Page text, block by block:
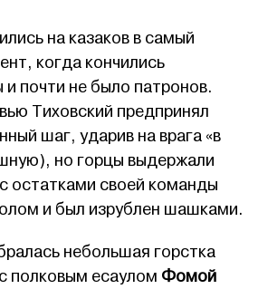
на казаков в самый
когда кончились
почти не было патронов.
Тиховский предпринял
шаг, ударив на врага «в
но горцы выдержали
остатками своей команды
и был изрублен шашками.
небольшая горстка
полковым есаулом Фомой